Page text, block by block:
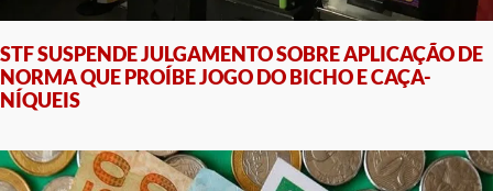
STF SUSPENDE JULGAMENTO SOBRE APLICAÇÃO DE
NORMA QUE PROÍBE JOGO DO BICHO E CAÇA-
NÍQUEIS